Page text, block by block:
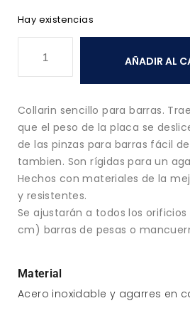
Hay existencias
AÑADIR AL
Collarin sencillo para barras.
que el peso de la placa se
de las pinzas para barras fácil
tambien. Son rígidas para un
Hechos con materiales de la
y resistentes.
Se ajustarán a todos los orificios
cm) barras de pesas o
Material
Acero inoxidable y agarres en